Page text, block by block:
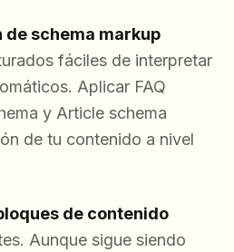
de schema markup
fáciles de interpretar
Aplicar FAQ
y Article schema
de tu contenido a nivel
de contenido
Aunque sigue siendo